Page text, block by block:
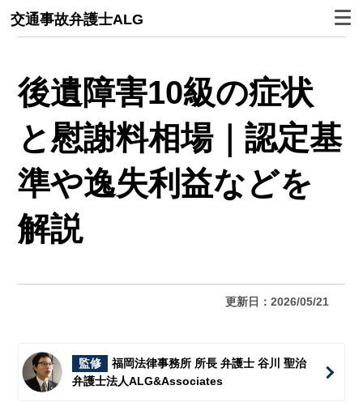
交通事故弁護士ALG
後遺障害10級の症状
と慰謝料相場｜認定基
準や逸失利益などを
解説
更新日：2026/05/21
監修
福岡法律事務所 所長 弁護士 谷川 聖治
弁護士法人ALG&Associates